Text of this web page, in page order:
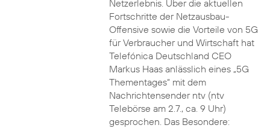
Netzerlebnis. Über die aktuellen
Fortschritte der Netzausbau-
Offensive sowie die Vorteile von 5G
für Verbraucher und Wirtschaft hat
Telefónica Deutschland CEO
Markus Haas anlässlich eines „5G
Thementages“ mit dem
Nachrichtensender ntv (ntv
Telebörse am 2.7., ca. 9 Uhr)
gesprochen. Das Besondere: